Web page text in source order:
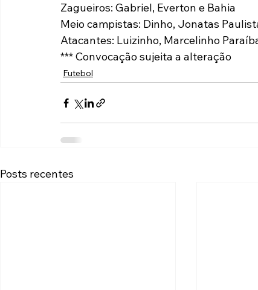
Zagueiros: Gabriel, Everton e Bahia
Meio campistas: Dinho, Jonatas
Atacantes: Luizinho, Marcelinho
*** Convocação sujeita a alteração
Futebol
Posts recentes